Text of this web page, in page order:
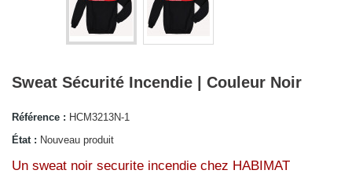
Sweat Sécurité Incendie | Couleur Noir
Référence : HCM3213N-1
État : Nouveau produit
Un sweat noir securite incendie chez HABIMAT